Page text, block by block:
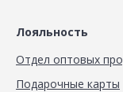
Лояльность
Отдел оптовых
Подарочные карты